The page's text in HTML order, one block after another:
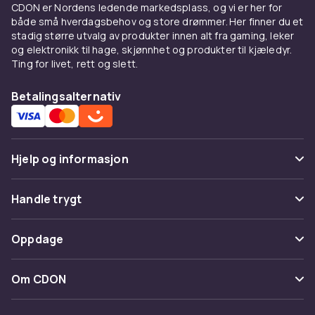
CDON er Nordens ledende markedsplass, og vi er her for
både små hverdagsbehov og store drømmer. Her finner du et
stadig større utvalg av produkter innen alt fra gaming, leker
og elektronikk til hage, skjønnhet og produkter til kjæledyr.
Ting for livet, rett og slett.
Betalingsalternativ
Hjelp og informasjon
Vanlige spørsmål
Spor pakke
Angre & returner her
Kontakt oss
Handle trygt
Betaling
Levering
Oppdage
Kategorier
Varemerker
Om CDON